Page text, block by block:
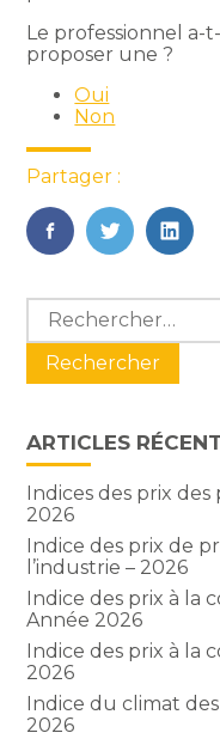
Le professionnel a-
proposer une ?
Oui
Non
Partager :
FaceBook
Twitter
Blog
sidebar
Rechercher :
ARTICLES
Indices des prix
2026
Indice des prix de
l’industrie – 2026
Indice des prix à la
Année 2026
Indice des prix à la
2026
Indice du climat
2026